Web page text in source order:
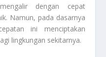
dengan cepat
Namun, pada dasarnya
ini menciptakan
lingkungan sekitarnya.